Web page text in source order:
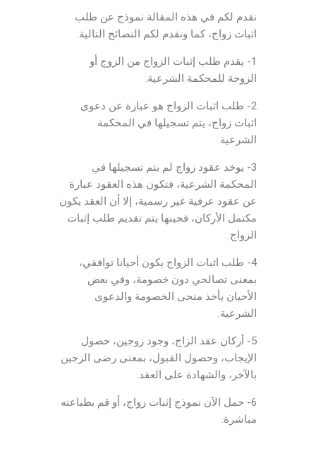
نقدم لكم في هذه المقالة نموذج عن طلب
اثبات زواج، كما ونقدم لكم النصائح التالية:
1- يقدم طلب إثبات الزواج من الزوج أو
الزوجة للمحكمة الشرعية.
2- طلب اثبات الزواج هو عبارة عن دعوى
اثبات زواج، يتم تسجيلها في المحكمة
الشرعية.
3- يوخد عقود زواج لم يتم تسجيلها في
المحكمة الشرعية، فتكون هذه العقود عبارة
عن عقود عرفية غير رسمية، إلا أن العقد يكون
مكتمل الأركان، فحينها يتم تقديم طلب إثبات
الزواج.
4- طلب اثبات الزواج يكون أحيانا توافقي،
بمعنى تصالحي دون خصومة، وفي بعض
الأحيان يأخذ منحى الخصومة والدعوى
الشرعية.
5- أركان عقد الزاج، وجود زوجين، حصول
الإيجاب، وحصول القبول، بمعنى رضى الزجين
بالآخر، والشهادة على العقد.
6- حمل الآن نموذج إثبات زواج، أو قم بطباعته
مباشرة.